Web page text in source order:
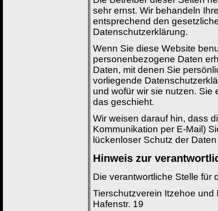
sehr ernst. Wir behandeln
entsprechend den
Datenschutzerklärung.
Wenn Sie diese Website
personenbezogene Daten
Daten, mit denen Sie
vorliegende
und wofür wir sie nutzen. Sie
das geschieht.
Wir weisen darauf hin, dass
Kommunikation per E-Mail)
lückenloser Schutz der
Hinweis zur
Die verantwortliche Stelle für
Tierschutzverein Itzehoe und
Hafenstr. 19